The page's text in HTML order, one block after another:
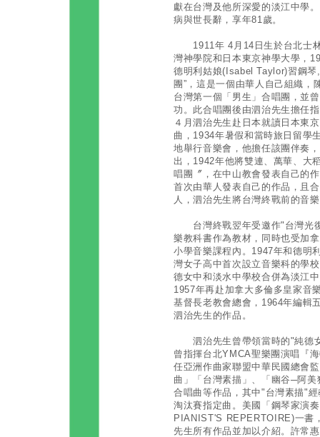
獻在台灣及他所深愛的淡江中學
病與世長辭，享年81歲。
1911年 4月14日生於台北士林
灣神學院和日本東京神學大學，
德明利姑娘(Isabel Taylor)習鋼
團”，這是一個由華人自己組織
台灣第一個「男生」合唱團，並
功。此合唱團後由泗治先生擔任
４月泗治先生赴日本就讀日本東
曲，1934年暑假和當時旅日留學
地舉行音樂會，他擔任該團伴奏
出，1942年他將雙連、萬華、大
唱團〞，在中山教會發表自己的
首次由華人發表自己的作品，且
人，泗治先生將台灣終戰前的音
台灣終戰翌年受邀作"台灣光
樂教科書作為教材，同時也受加
小學音樂課程內。1947年和德明
灣女子高中首次設立音樂科的學
德女中和淡水中學校合併為淡江
1957年再赴加拿大多倫多皇家音
基督長老教會總會，1964年編輯
泗治先生的作品。
泗治先生曾帶領當時的"純德
曾指揮台北YMCA聖樂團演唱『
任亞洲作曲家聯盟中華民國總會
曲」「台灣素描」、「幽谷─阿
合唱曲等作品，其中"台灣素描"
淘汰賽指定曲。美國「鋼琴家演
PIANIST'S REPERTOIRE)一書
先生所有作品並加以介紹。許常